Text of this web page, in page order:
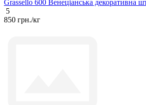
Grassello 600 Венеціанська декоративна
5
850 грн./кг